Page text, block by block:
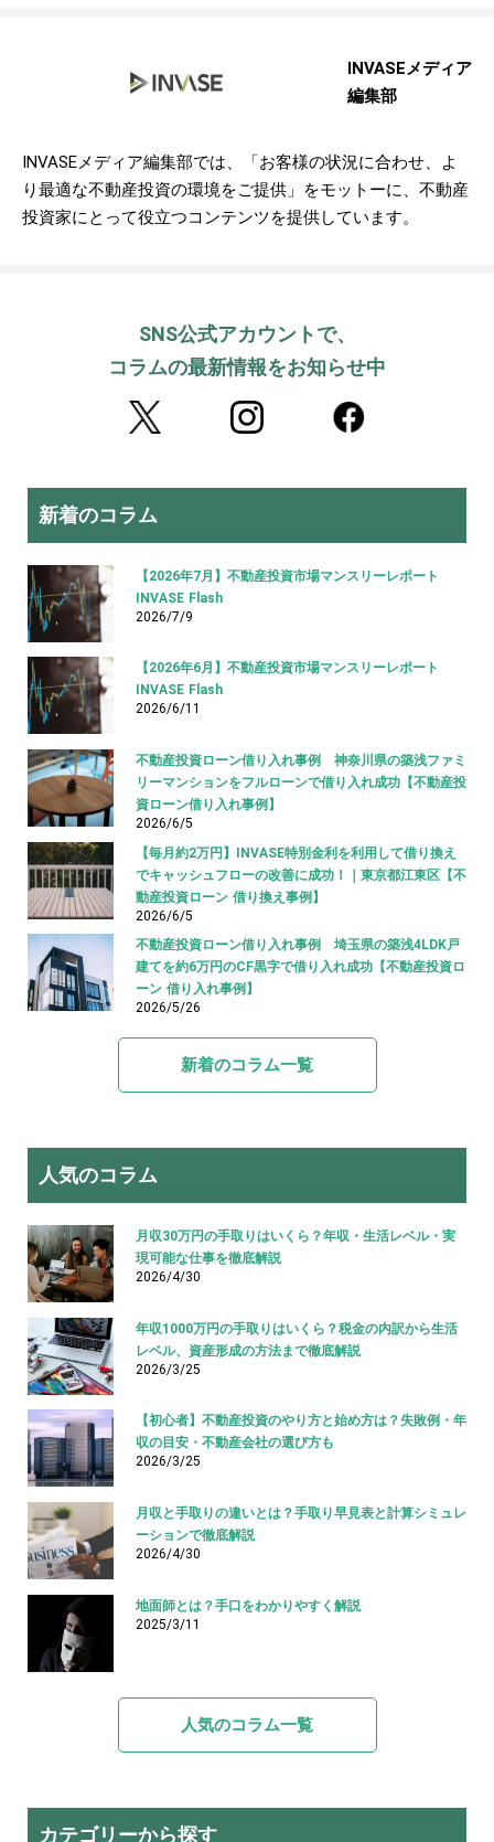
INVASEメディア
編集部
INVASEメディア編集部では、「お客様の状況に合わせ、よ
り最適な不動産投資の環境をご提供」をモットーに、不動産
投資家にとって役立つコンテンツを提供しています。
SNS公式アカウントで、
コラムの最新情報をお知らせ中
新着のコラム
【2026年7月】不動産投資市場マンスリーレポート
INVASE Flash
2026/7/9
【2026年6月】不動産投資市場マンスリーレポート
INVASE Flash
2026/6/11
不動産投資ローン借り入れ事例 神奈川県の築浅ファミ
リーマンションをフルローンで借り入れ成功【不動産投
資ローン借り入れ事例】
2026/6/5
【毎月約2万円】INVASE特別金利を利用して借り換え
でキャッシュフローの改善に成功！｜東京都江東区【不
動産投資ローン 借り換え事例】
2026/6/5
不動産投資ローン借り入れ事例 埼玉県の築浅4LDK戸
建てを約6万円のCF黒字で借り入れ成功【不動産投資ロ
ーン 借り入れ事例】
2026/5/26
新着のコラム一覧
人気のコラム
月収30万円の手取りはいくら？年収・生活レベル・実
現可能な仕事を徹底解説
2026/4/30
年収1000万円の手取りはいくら？税金の内訳から生活
レベル、資産形成の方法まで徹底解説
2026/3/25
【初心者】不動産投資のやり方と始め方は？失敗例・年
収の目安・不動産会社の選び方も
2026/3/25
月収と手取りの違いとは？手取り早見表と計算シミュレ
ーションで徹底解説
2026/4/30
地面師とは？手口をわかりやすく解説
2025/3/11
人気のコラム一覧
カテゴリーから探す